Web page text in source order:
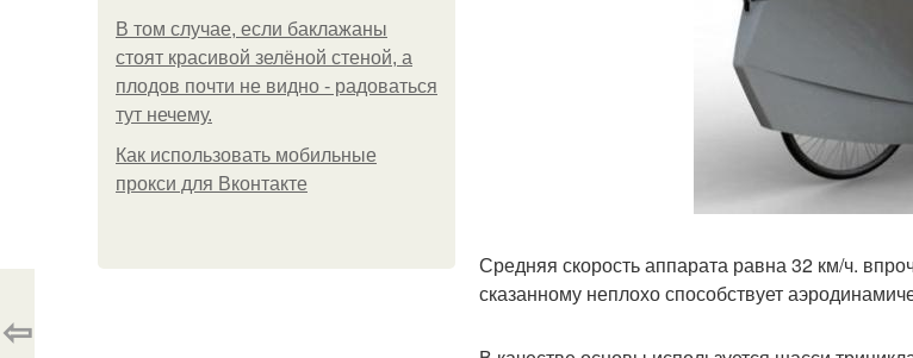
В том случае, если баклажаны
стоят красивой зелёной стеной, а
плодов почти не видно - радоваться
тут нечему.
Как использовать мобильные
прокси для Вконтакте
Средняя скорость аппарата равна 32 км/ч.
сказанному неплохо способствует
⇦